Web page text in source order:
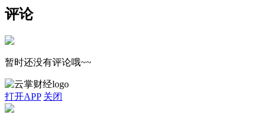
评论
暂时还没有评论哦~~
打开APP 关闭